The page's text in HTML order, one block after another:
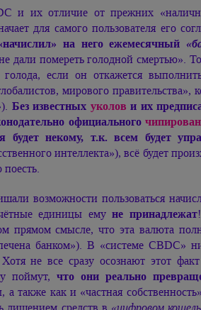
и их отличие от прежних
для самого пользователя его
на него ежемесячный
дали помереть голодной смертью».
если он откажется
мирового правительства»,
). Без известных уколов и их
официального
будет некому, т.к. всем будет
интеллекта»), всё будет
возможности пользоваться
единицы емуне принадлежат
прямом смысле, что эта валюта
банком»). В «системе CBDC»
не все сразу осознают этот факт
поймут,что они реально
также как и «частная